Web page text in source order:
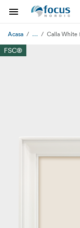
Acasa ... Calla White
FSC®